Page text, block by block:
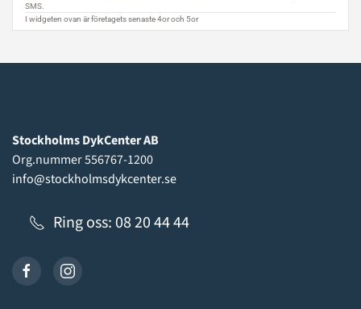
Stockholms DykCenter AB
Org.nummer 556767-1200
info@stockholmsdykcenter.se
Ring oss: 08 20 44 44